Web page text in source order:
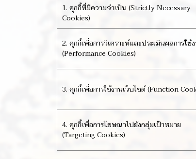
1. คุกกี้ที่มีความจำเป็น (Strictly Necessary
Cookies)
2. คุกกี้เพื่อการวิเคราะห์และประเมินผลการใช้
(Performance Cookies)
3. คุกกี้เพื่อการใช้งานเว็บไซต์ (Function
4. คุกกี้เพื่อการโฆษณาไปยังกลุ่มเป้าหมาย
(Targeting Cookies)